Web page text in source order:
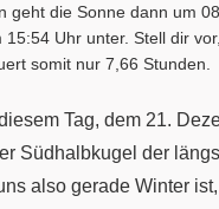
geht die Sonne dann um
15:54 Uhr unter. Stell dir
somit nur 7,66 Stunden.
Tag, dem 21.
Südhalbkugel der
also gerade Winter